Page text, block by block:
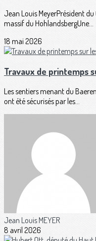
Jean Louis MeyerPrésident
massif du HohlandsbergUne...
18 mai 2026
Travaux de printemps
Les sentiers menant du
ont été sécurisés par les...
Jean Louis MEYER
8 avril 2026